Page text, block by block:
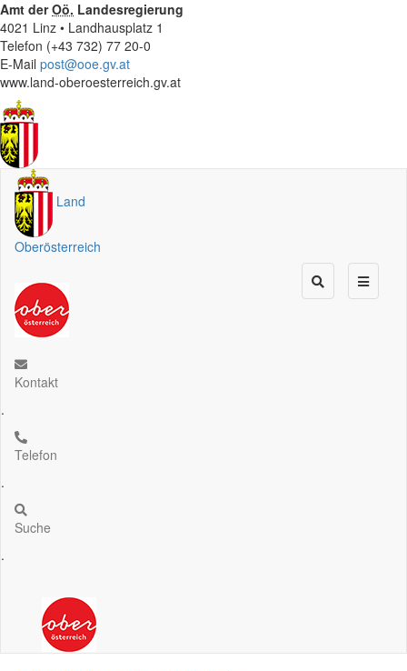
Amt derOö. Landesregierung
4021 Linz • Landhausplatz 1
Telefon (+43 732) 77 20-0
E-Mail post@ooe.gv.at
www.land-oberoesterreich.gv.at
Land
Oberösterreich
Kontakt
.
Telefon
.
Suche
.